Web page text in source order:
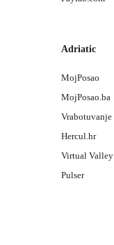
Adriatic
MojPosao
MojPosao.ba
Vrabotuvanje
Hercul.hr
Virtual Valley
Pulser